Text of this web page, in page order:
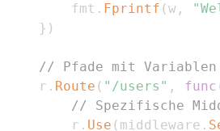
		fmt
. Fprintf (w ,
} )
// Pfade mit Variablen
	r
. Route ( "/users" , func
// Spezifische
		r
. Use ( middleware .